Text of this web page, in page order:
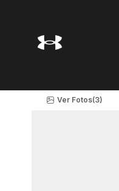
Ver Fotos(3)